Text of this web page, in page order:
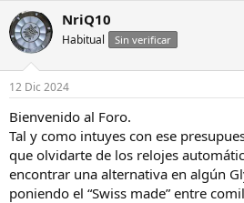
c
c
i
e
:
NriQ10
Habitual Sin verificar
12 Dic 2024
Bienvenido al Foro.
Tal y como intuyes con ese
que olvidarte de los relojes
encontrar una alternativa en algún
poniendo el “Swiss made” entre